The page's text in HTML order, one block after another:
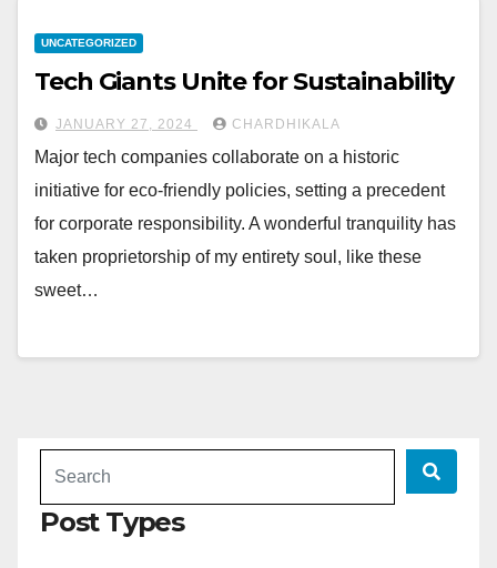
UNCATEGORIZED
Tech Giants Unite for Sustainability
JANUARY 27, 2024 CHARDHIKALA
Major tech companies collaborate on a historic
initiative for eco-friendly policies, setting a precedent
for corporate responsibility. A wonderful tranquility has
taken proprietorship of my entirety soul, like these
sweet…
Post Types